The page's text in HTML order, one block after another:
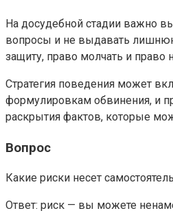
На досудебной стадии важно
вопросы и не выдавать
защиту, право молчать и право
Стратегия поведения может
формулировкам обвинения, и
раскрытия фактов, которые
Вопрос
Какие риски несет
Ответ: риск — вы можете